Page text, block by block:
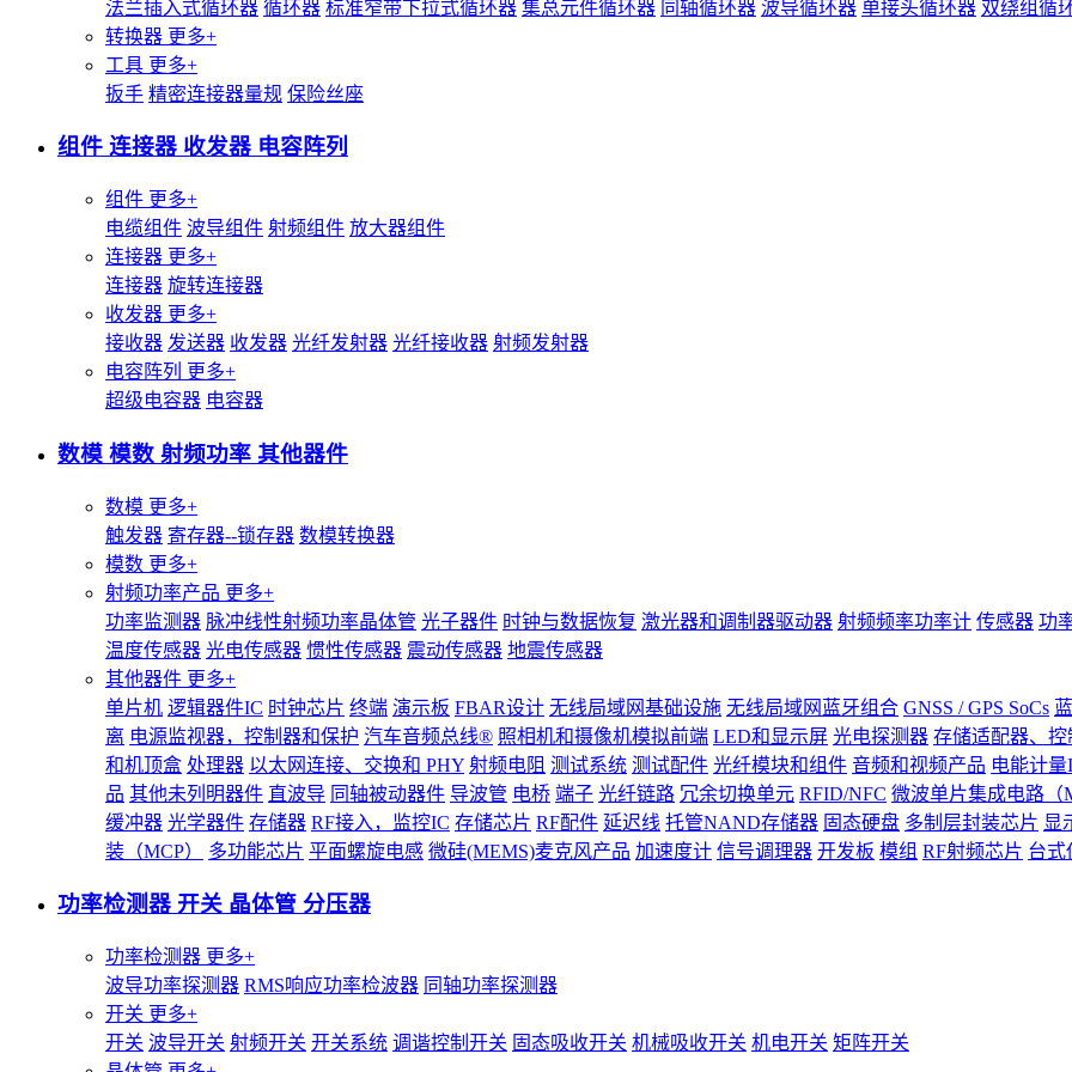
法兰插入式循环器 循环器 标准窄带下拉式循环器 集总元件循环器 同轴循环器 波导循环器 单接头循环器 双绕组循
转换器 更多+
工具 更多+
扳手 精密连接器量规 保险丝座
组件 连接器 收发器 电容阵列
组件 更多+
电缆组件 波导组件 射频组件 放大器组件
连接器 更多+
连接器 旋转连接器
收发器 更多+
接收器 发送器 收发器 光纤发射器 光纤接收器 射频发射器
电容阵列 更多+
超级电容器 电容器
数模 模数 射频功率 其他器件
数模 更多+
触发器 寄存器--锁存器 数模转换器
模数 更多+
射频功率产品 更多+
功率监测器 脉冲线性射频功率晶体管 光子器件 时钟与数据恢复 激光器和调制器驱动器 射频频率功率计 传感器 功
温度传感器 光电传感器 惯性传感器 震动传感器 地震传感器
其他器件 更多+
单片机 逻辑器件IC 时钟芯片 终端 演示板 FBAR设计 无线局域网基础设施 无线局域网蓝牙组合 GNSS / GPS SoCs
离 电源监视器，控制器和保护 汽车音频总线® 照相机和摄像机模拟前端 LED和显示屏 光电探测器 存储适配器、控
和机顶盒 处理器 以太网连接、交换和 PHY 射频电阻 测试系统 测试配件 光纤模块和组件 音频和视频产品 电能计量
品 其他未列明器件 直波导 同轴被动器件 导波管 电桥 端子 光纤链路 冗余切换单元 RFID/NFC 微波单片集成电路（
缓冲器 光学器件 存储器 RF接入，监控IC 存储芯片 RF配件 延迟线 托管NAND存储器 固态硬盘 多制层封装芯片 显
装（MCP）
多功能芯片 平面螺旋电感 微硅(MEMS)麦克风产品 加速度计 信号调理器 开发板 模组 RF射频芯片 台式
功率检测器 开关 晶体管 分压器
功率检测器 更多+
波导功率探测器 RMS响应功率检波器 同轴功率探测器
开关 更多+
开关 波导开关 射频开关 开关系统 调谐控制开关 固态吸收开关 机械吸收开关 机电开关 矩阵开关